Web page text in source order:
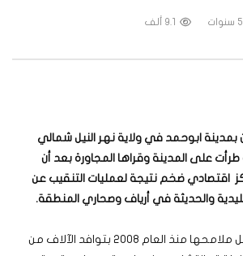
(فولكس
المنتج الرئيسي للذهب
9.1 ألف
بمدينة ابوحمد في ولاية نهر النيل شمالي
طرأت على المدينة وقراها المجاورة بعد أن
اقتصادي ضخم نتيجة لعمليات التنقيب عن
والحديثة في أرياف وصحاري المنطقة.
مدينة ثانية بدأت تتشكل ملامحها منذ العام 2008 بتوافد الآلاف من